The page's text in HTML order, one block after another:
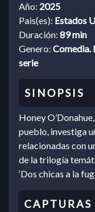
Año: 2025
Pais(es): Estados
Duración: 89 min
Genero: Comedia.
serie
Honey
pueblo, investiga
relacionadas con
de la trilogía
‘Dos chicas a la